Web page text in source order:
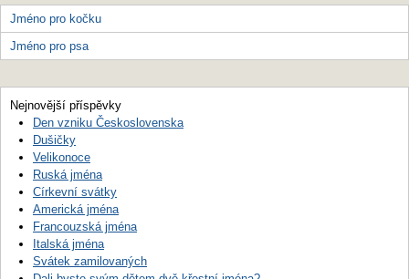
Jméno pro kočku
Jméno pro psa
Nejnovější příspěvky
Den vzniku Československa
Dušičky
Velikonoce
Ruská jména
Církevní svátky
Americká jména
Francouzská jména
Italská jména
Svátek zamilovaných